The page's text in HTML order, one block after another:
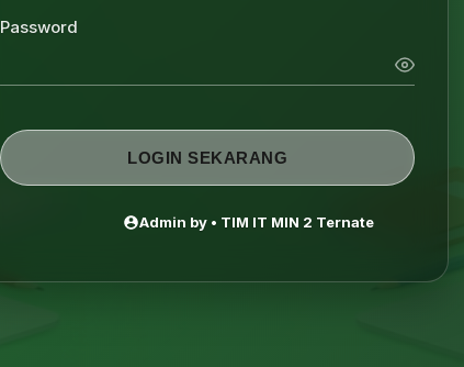
Password
LOGIN SEKARANG
Admin by • TIM IT MIN 2 Ternate